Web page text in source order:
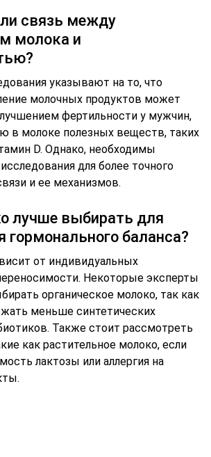
связь между
молока и
указывают на то, что
молочных продуктов может
фертильности у мужчин,
в молоке полезных веществ, таких
D. Однако, необходимы
для более точного
и ее механизмов.
лучше выбирать для
гормонального баланса?
от индивидуальных
Некоторые эксперты
органическое молоко, так как
меньше синтетических
Также стоит рассмотреть
как растительное молоко, если
лактозы или аллергия на